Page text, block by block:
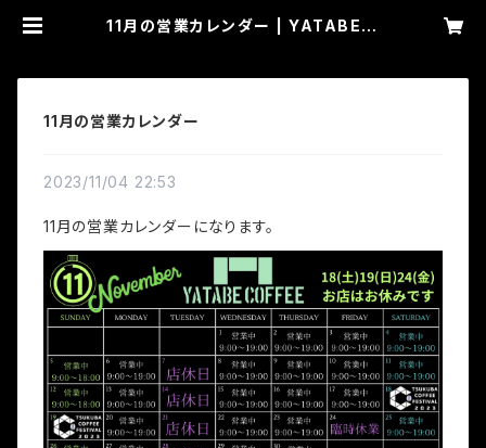
11月の営業カレンダー | YATABE C
11月の営業カレンダー
2023/11/04 22:53
11月の営業カレンダーになります。